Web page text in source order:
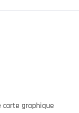
carte graphique